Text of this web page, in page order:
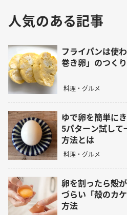
人気のある記事
フライパンは使
巻き卵」のつく
料理・グルメ
ゆで卵を簡単に
5パターン試して
方法とは
料理・グルメ
卵を割ったら殻
づらい「殻のカ
方法